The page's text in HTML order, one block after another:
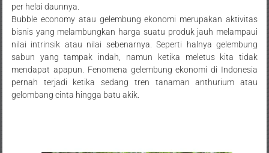
per helai daunnya.
Bubble economy atau gelembung ekonomi merupakan aktivitas
bisnis yang melambungkan harga suatu produk jauh melampaui
nilai intrinsik atau nilai sebenarnya. Seperti halnya gelembung
sabun yang tampak indah, namun ketika meletus kita tidak
mendapat apapun. Fenomena gelembung ekonomi di Indonesia
pernah terjadi ketika sedang tren tanaman anthurium atau
gelombang cinta hingga batu akik.